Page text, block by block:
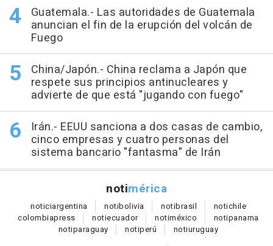
Guatemala.- Las autoridades de Guatemala
anuncian el fin de la erupción del volcán de
Fuego
China/Japón.- China reclama a Japón que
respete sus principios antinucleares y
advierte de que está "jugando con fuego"
Irán.- EEUU sanciona a dos casas de cambio,
cinco empresas y cuatro personas del
sistema bancario "fantasma" de Irán
notimérica
noticiargentina notibolivia notibrasil notichile
colombiapress notiecuador notiméxico notipanama
notiparaguay notiperú notiuruguay